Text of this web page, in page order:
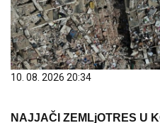
10. 08. 2026 20:34
NAJJAČI ZEMLjOTRES U